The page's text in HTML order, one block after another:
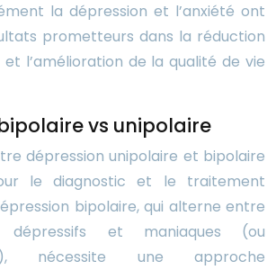
la dépression et l’anxiété ont
prometteurs dans la réduction
l’amélioration de la qualité de vie
vs unipolaire
dépression unipolaire et bipolaire
le diagnostic et le traitement
bipolaire, qui alterne entre
dépressifs et maniaques (ou
nécessite une approche